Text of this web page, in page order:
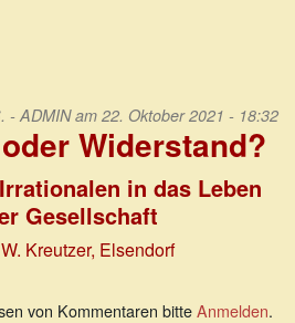
- ADMINam 22. Oktober 2021 - 18:32
Widerstand?
in das Leben
Gesellschaft
Kreutzer, Elsendorf
von Kommentaren bitteAnmelden.